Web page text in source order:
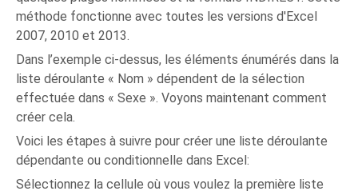
méthode fonctionne avec toutes les versions d'Excel
2007, 2010 et 2013.
Dans l’exemple ci-dessus, les éléments énumérés dans la
liste déroulante « Nom » dépendent de la sélection
effectuée dans « Sexe ». Voyons maintenant comment
créer cela.
Voici les étapes à suivre pour créer une liste déroulante
dépendante ou conditionnelle dans Excel:
Sélectionnez la cellule où vous voulez la première liste